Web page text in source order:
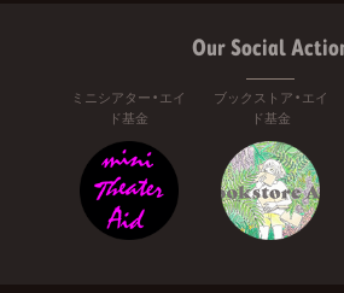
Our Social
ミニシアター・エイ
ド基金
ブックストア・エイ
ド基金